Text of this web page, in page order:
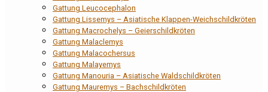
Gattung Leucocephalon
Gattung Lissemys – Asiatische Klappen-Weichschildkröten
Gattung Macrochelys – Geierschildkröten
Gattung Malaclemys
Gattung Malacochersus
Gattung Malayemys
Gattung Manouria – Asiatische Waldschildkröten
Gattung Mauremys – Bachschildkröten